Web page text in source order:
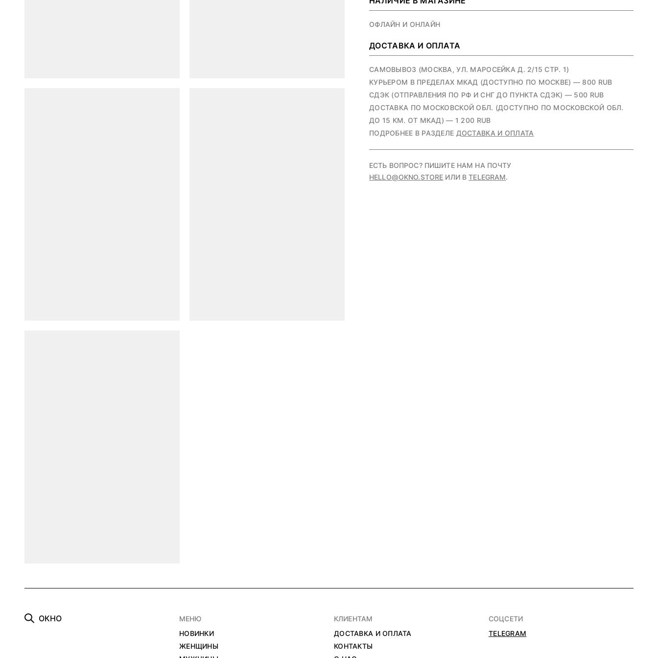
ОФЛАЙН И ОНЛАЙН
ДОСТАВКА И ОПЛАТА
САМОВЫВОЗ (МОСКВА, УЛ. МАРОСЕЙКА Д. 2/15 СТР. 1)
КУРЬЕРОМ В ПРЕДЕЛАХ МКАД (ДОСТУПНО ПО МОСКВЕ) — 800 RUB
СДЭК (ОТПРАВЛЕНИЯ ПО РФ И СНГ ДО ПУНКТА СДЭК) — 500 RUB
ДОСТАВКА ПО МОСКОВСКОЙ ОБЛ. (ДОСТУПНО ПО МОСКОВСКОЙ ОБЛ.
ДО 15 КМ. ОТ МКАД) — 1 200 RUB
ПОДРОБНЕЕ В РАЗДЕЛЕ ДОСТАВКА И ОПЛАТА
ЕСТЬ ВОПРОС? ПИШИТЕ НАМ НА ПОЧТУ
HELLO@OKNO.STORE ИЛИ ВTELEGRAM.
ОКНО
МЕНЮ
НОВИНКИ
ЖЕНЩИНЫ
КЛИЕНТАМ
ДОСТАВКА И ОПЛАТА
КОНТАКТЫ
СОЦСЕТИ
TELEGRAM